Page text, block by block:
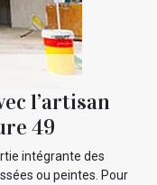
l’artisan
49
intégrante des
ou peintes. Pour